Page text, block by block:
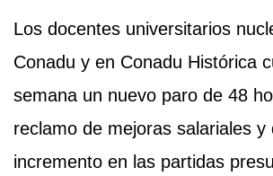
Los docentes universitarios
Conadu y en Conadu Histórica
semana un nuevo paro de 48
reclamo de mejoras salariales y
incremento en las partidas